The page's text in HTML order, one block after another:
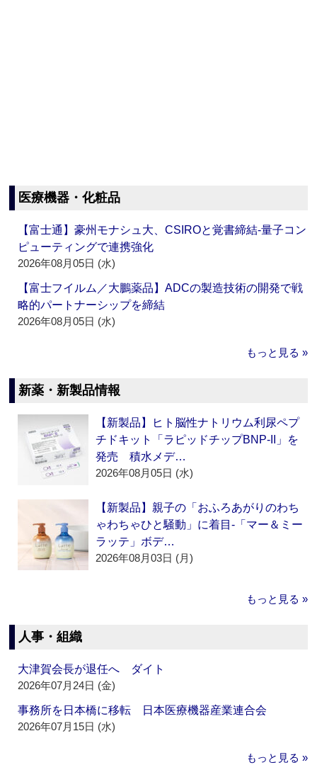
医療機器・化粧品
【富士通】豪州モナシュ大、CSIROと覚書締結‐量子コン
ピューティングで連携強化
2026年08月05日 (水)
【富士フイルム／大鵬薬品】ADCの製造技術の開発で戦
略的パートナーシップを締結
2026年08月05日 (水)
もっと見る »
新薬・新製品情報
【新製品】ヒト脳性ナトリウム利尿ペプ
チドキット「ラピッドチップBNP-II」を
発売 積水メデ…
2026年08月05日 (水)
【新製品】親子の「おふろあがりのわち
ゃわちゃひと騒動」に着目‐「マー＆ミー
ラッテ」ボデ…
2026年08月03日 (月)
もっと見る »
人事・組織
大津賀会長が退任へ ダイト
2026年07月24日 (金)
事務所を日本橋に移転 日本医療機器産業連合会
2026年07月15日 (水)
もっと見る »